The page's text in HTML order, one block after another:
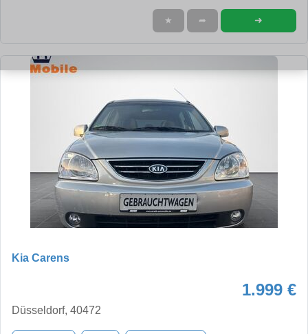
★ ➦ ➜
Kia Carens
1.999 €
Düsseldorf, 40472